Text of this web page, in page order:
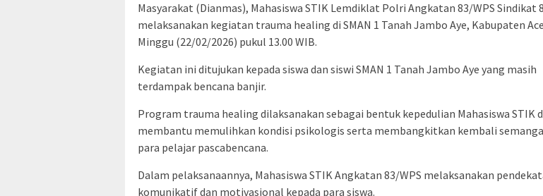
Masyarakat (Dianmas), Mahasiswa STIK Lemdiklat Polri Angkatan 83/WPS Sindikat 8
melaksanakan kegiatan trauma healing di SMAN 1 Tanah Jambo Aye, Kabupaten
Minggu (22/02/2026) pukul 13.00 WIB.
Kegiatan ini ditujukan kepada siswa dan siswi SMAN 1 Tanah Jambo Aye yang masih
terdampak bencana banjir.
Program trauma healing dilaksanakan sebagai bentuk kepedulian Mahasiswa STIK
membantu memulihkan kondisi psikologis serta membangkitkan kembali
para pelajar pascabencana.
Dalam pelaksanaannya, Mahasiswa STIK Angkatan 83/WPS melaksanakan
komunikatif dan motivasional kepada para siswa.